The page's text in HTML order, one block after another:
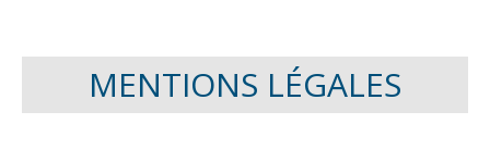
MENTIONS LÉGALES